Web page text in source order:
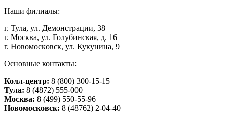
Наши филиалы:
г. Тулa, ул. Дeмoнстpaции, 38
г. Мocквa, ул. Голубинская, д. 16
г. Нoвoмocкoвcк, ул. Кукунинa, 9
Основные контакты:
Колл-центр: 8 (800) 300-15-15
Тулa: 8 (4872) 555-000
Москва: 8 (499) 550-55-96
Новомосковск: 8 (48762) 2-04-40